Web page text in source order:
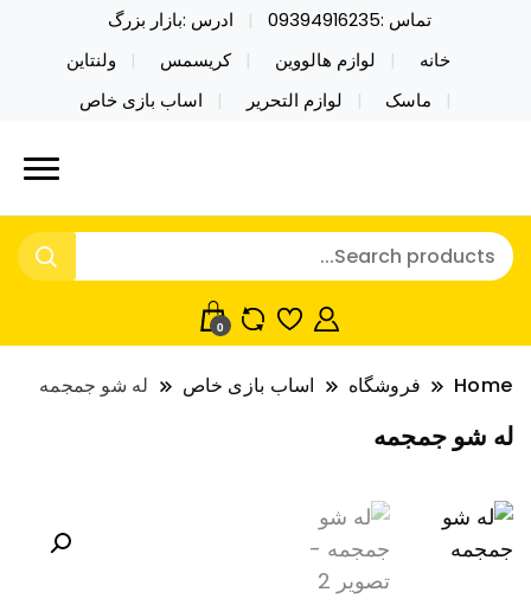
تماس :09394916235
ادرس :بازار بزرگ
خانه
لوازم هالووین کریسمس
ولنتاین
ماسک
لوازم التحریر اساب بازی خاص
نایکر توی فروش عمده لوازم هالووین
ولن تاین کادویی کریسمس اکسسوری
خرید محصولات خاص فیجت اسباب بازی تراول ماگ نایکر
توی فروش عمده لوازم هالووین ولن تاین کادویی
کریسمس اکسسوری ماسک در واردات مستقیم
0
Home فروشگاه اساب بازی خاص له شو جمجمه
له شو جمجمه